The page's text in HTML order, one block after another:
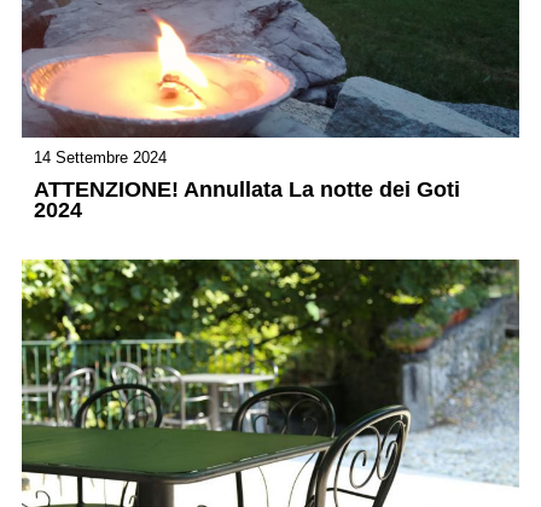
14 Settembre 2024
ATTENZIONE! Annullata La notte dei Goti
2024